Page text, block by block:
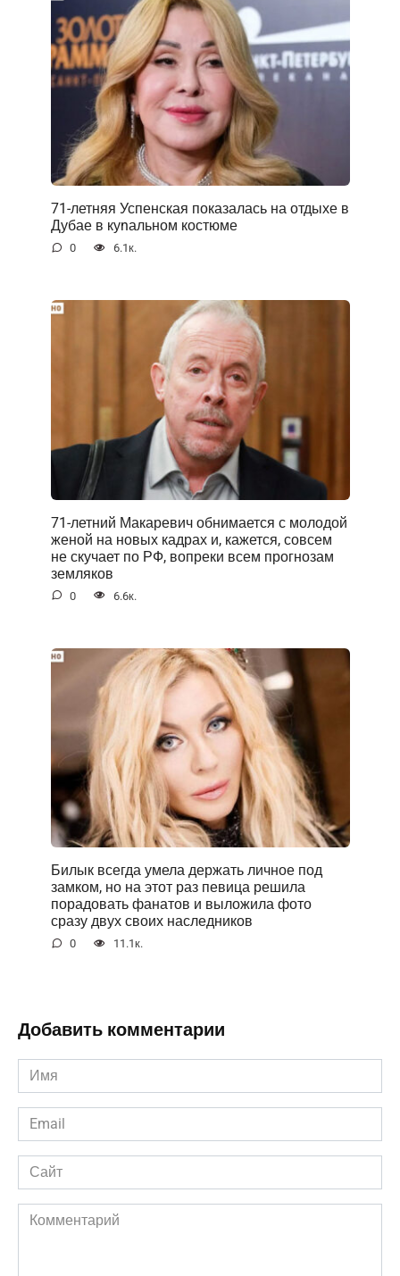
71-летняя Успенская показалась на отдыхе в
Дубае в куnальном костюме
0 6.1к.
71-летний Макаревич обнимается с молодой
женой на новых кадрах и, кажется, совсем
не скучает по РФ, вопреки всем прогнозам
земляков
0 6.6к.
Билык всегда умела держать личное под
замком, но на этот раз певица решила
порадовать фанатов и выложила фото
сразу двух своих наследников
0 11.1к.
Добавить комментарии
Имя
*
Email
*
Сайт
Комментарий